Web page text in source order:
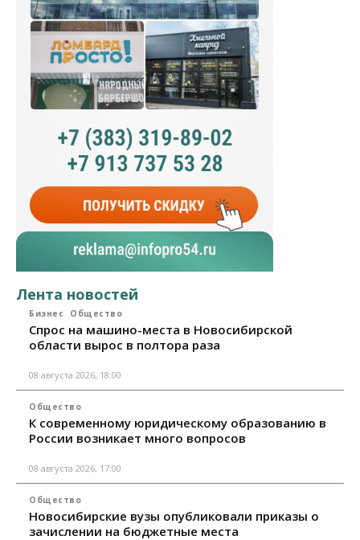
Лента новостей
Бизнес Общество
Спрос на машино-места в Новосибирской
области вырос в полтора раза
08 августа 2026, 18:00
Общество
К современному юридическому образованию в
России возникает много вопросов
08 августа 2026, 17:00
Общество
Новосибирские вузы опубликовали приказы о
зачислении на бюджетные места